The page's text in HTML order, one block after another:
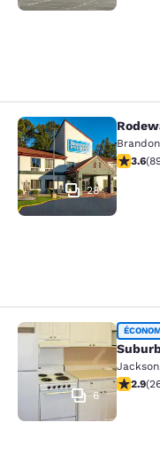
Rodeway
28
Brandon
3.563.6(
Suburban
6
Jackson
2.852.9(